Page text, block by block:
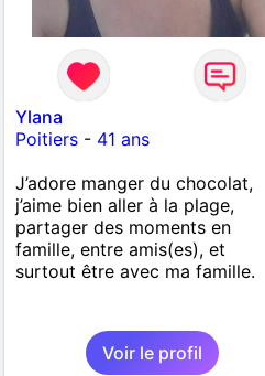
Ylana
Poitiers- 41 ans
J’adore manger du chocolat,
j’aime bien aller à la plage,
partager des moments en
famille, entre amis(es), et
surtout être avec ma famille.
Voir le profil